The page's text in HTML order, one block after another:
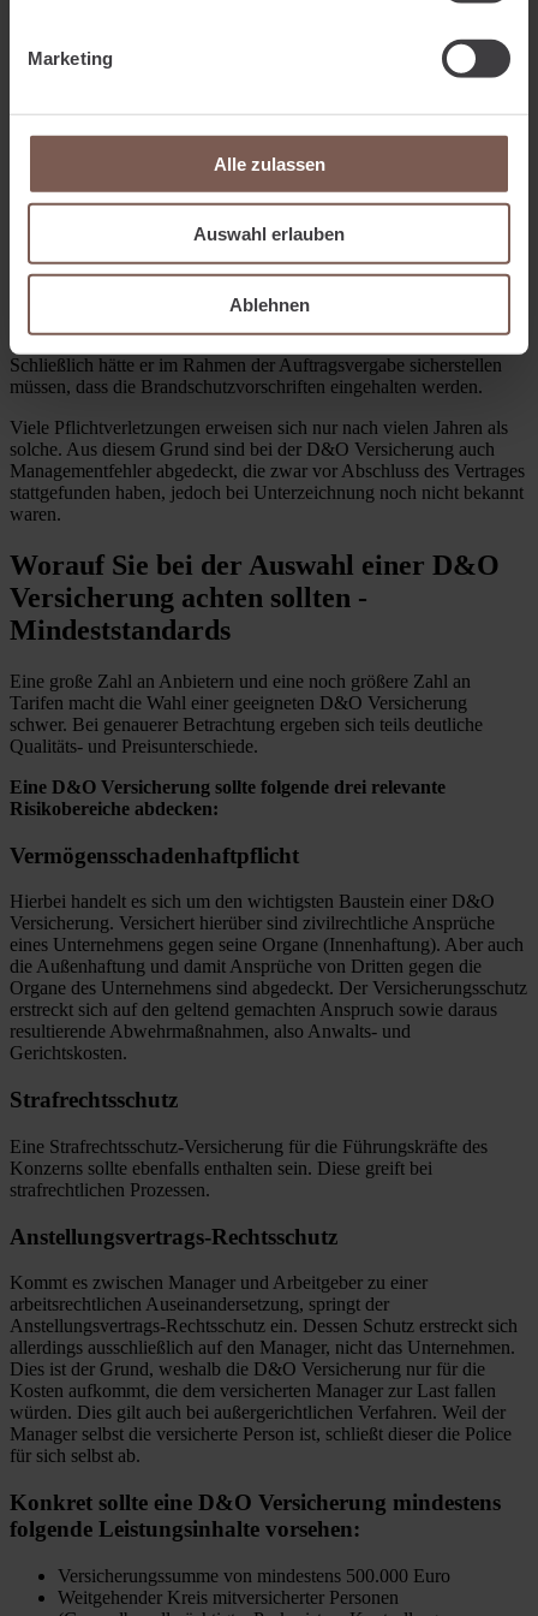
Marketing
Alle zulassen
Auswahl erlauben
Ablehnen
macht. Im Gerichtsprozess entscheidet das Amtsgericht, dass auch
diesen eine Abfindung von 150.000 Euro zustehe. Insgesamt
5 Mio. Euro.
Der Geschäftsführer eines Krankenhauses wird mit der Planung und
Umsetzung der Krankenhauserweiterung beauftragt. Für den
Neubau ordert er so unter anderem maßgeschneiderte Regalsysteme,
die nachfolgend stabil und fachgerecht montiert werden. Doch bei
der Baumaßnahme stellt sich heraus, dass die Regalsysteme nicht
den geltenden Brandschutzvorschriften genügen. Der anschließende
kommt dem Geschäftsführer mit 650.000 Euro teuer zu stehen.
Schließlich hätte er im Rahmen der Auftragsvergabe sicherstellen
müssen, dass die Brandschutzvorschriften eingehalten werden.
Viele Pflichtverletzungen erweisen sich nur nach vielen Jahren als
solche. Aus diesem Grund sind bei der D&O Versicherung auch
Managementfehler abgedeckt, die zwar vor Abschluss des Vertrages
stattgefunden haben, jedoch bei Unterzeichnung noch nicht bekannt
waren.
Worauf Sie bei der Auswahl einer D&O
Versicherung achten sollten -
Mindeststandards
Eine große Zahl an Anbietern und eine noch größere Zahl an
Tarifen macht die Wahl einer geeigneten D&O Versicherung
schwer. Bei genauerer Betrachtung ergeben sich teils deutliche
Qualitäts- und Preisunterschiede.
Eine D&O Versicherung sollte folgende drei relevante
Risikobereiche abdecken:
Vermögensschadenhaftpflicht
Hierbei handelt es sich um den wichtigsten Baustein einer D&O
Versicherung. Versichert hierüber sind zivilrechtliche Ansprüche
eines Unternehmens gegen seine Organe (Innenhaftung). Aber auch
die Außenhaftung und damit Ansprüche von Dritten gegen die
Organe des Unternehmens sind abgedeckt. Der Versicherungsschutz
erstreckt sich auf den geltend gemachten Anspruch sowie daraus
resultierende Abwehrmaßnahmen, also Anwalts- und
Gerichtskosten.
Strafrechtsschutz
Eine Strafrechtsschutz-Versicherung für die Führungskräfte des
Konzerns sollte ebenfalls enthalten sein. Diese greift bei
strafrechtlichen Prozessen.
Anstellungsvertrags-Rechtsschutz
Kommt es zwischen Manager und Arbeitgeber zu einer
arbeitsrechtlichen Auseinandersetzung, springt der
Anstellungsvertrags-Rechtsschutz ein. Dessen Schutz erstreckt sich
allerdings ausschließlich auf den Manager, nicht das Unternehmen.
Dies ist der Grund, weshalb die D&O Versicherung nur für die
Kosten aufkommt, die dem versicherten Manager zur Last fallen
würden. Dies gilt auch bei außergerichtlichen Verfahren. Weil der
Manager selbst die versicherte Person ist, schließt dieser die Police
für sich selbst ab.
Konkret sollte eine D&O Versicherung mindestens
folgende Leistungsinhalte vorsehen:
Versicherungssumme von mindestens 500.000 Euro
Weitgehender Kreis mitversicherter Personen